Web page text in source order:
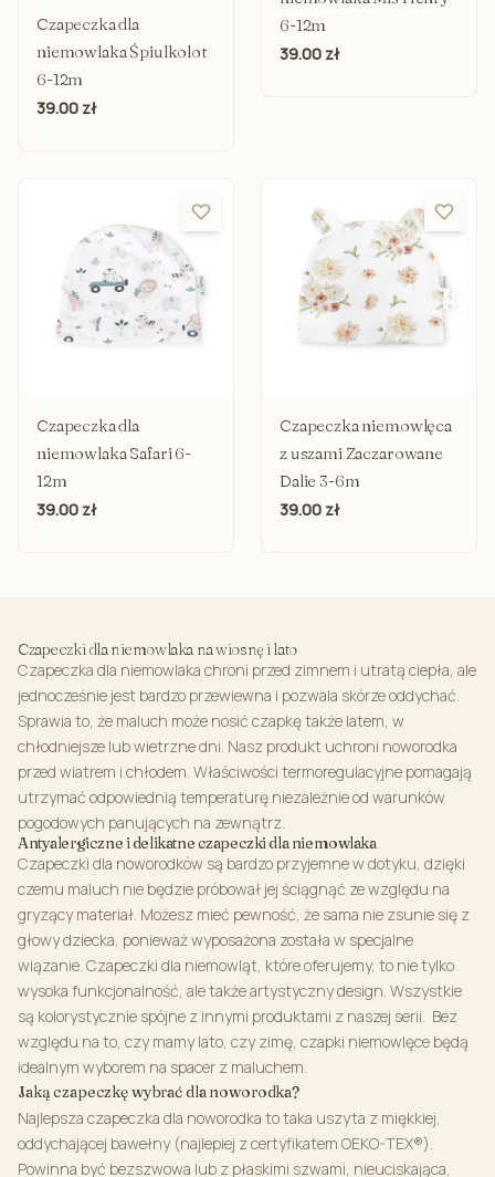
Czapeczka dla
niemowlaka Śpiulkolot
6-12m
39.00 zł
6-12m
39.00 zł
Czapeczka dla
niemowlaka Safari 6-
12m
39.00 zł
Czapeczka niemowlęca
z uszami Zaczarowane
Dalie 3-6m
39.00 zł
Czapeczki dla niemowlaka na wiosnę i lato
Czapeczka dla niemowlaka chroni przed zimnem i utratą ciepła, ale
jednocześnie jest bardzo przewiewna i pozwala skórze oddychać.
Sprawia to, że maluch może nosić czapkę także latem, w
chłodniejsze lub wietrzne dni. Nasz produkt uchroni noworodka
przed wiatrem i chłodem. Właściwości termoregulacyjne pomagają
utrzymać odpowiednią temperaturę niezależnie od warunków
pogodowych panujących na zewnątrz.
Antyalergiczne i delikatne czapeczki dla niemowlaka
Czapeczki dla noworodków są bardzo przyjemne w dotyku, dzięki
czemu maluch nie będzie próbował jej ściągnąć ze względu na
gryzący materiał. Możesz mieć pewność, że sama nie zsunie się z
głowy dziecka, ponieważ wyposażona została w specjalne
wiązanie. Czapeczki dla niemowląt, które oferujemy, to nie tylko
wysoka funkcjonalność, ale także artystyczny design. Wszystkie
są kolorystycznie spójne z innymi produktami z naszej serii. Bez
względu na to, czy mamy lato, czy zimę, czapki niemowlęce będą
idealnym wyborem na spacer z maluchem.
Jaką czapeczkę wybrać dla noworodka?
Najlepsza czapeczka dla noworodka to taka uszyta z miękkiej,
oddychającej bawełny (najlepiej z certyfikatem OEKO-TEX®).
Powinna być bezszwowa lub z płaskimi szwami, nieuciskająca,